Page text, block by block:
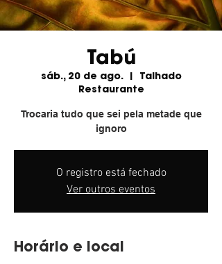
Tabú
sáb., 20 de ago.
  |
Talhado
Restaurante
Trocaria tudo que sei pela metade que
ignoro
O registro está fechado
Ver outros eventos
Horário e local